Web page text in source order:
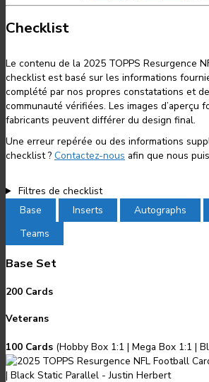
Checklist
Le contenu de la 2025 TOPPS Resurgence
checklist est basé sur les informations
complété par nos propres constatations et
communauté vérifiées. Les images d’aperçu
fabricants peuvent différer du design final.
Une erreur repérée ou des informations
checklist ? Contactez-nous afin que nous
Filtres de checklist
Base
Inserts Autographs
Teams
Base Set
200 Cards
Veterans
100 Cards (Hobby Box 1:1 | Mega Box 1:1 |